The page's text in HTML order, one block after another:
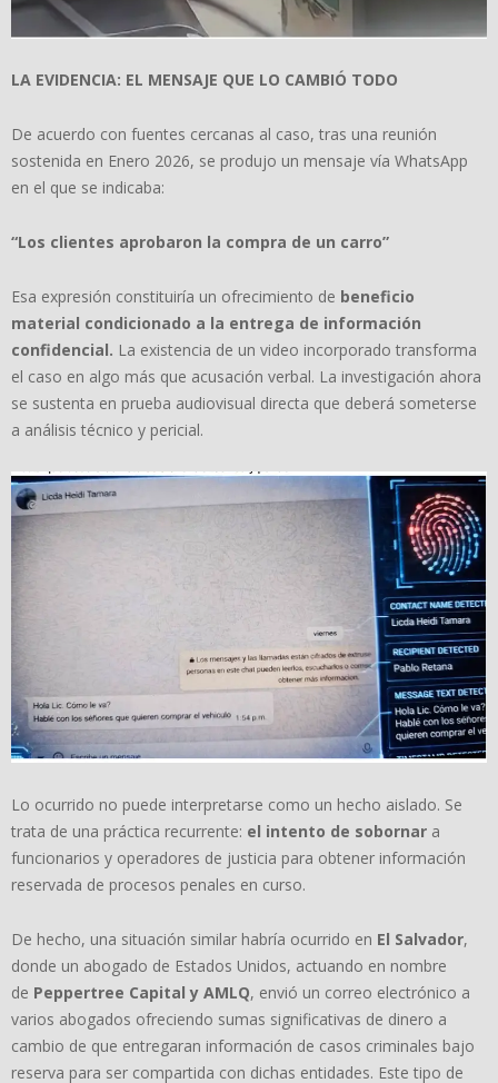
LA EVIDENCIA: EL MENSAJE QUE LO CAMBIÓ TODO
De acuerdo con fuentes cercanas al caso, tras una reunión
sostenida en Enero 2026, se produjo un mensaje vía WhatsApp
en el que se indicaba:
“Los clientes aprobaron la compra de un carro”
Esa expresión constituiría un ofrecimiento de beneficio
material condicionado a la entrega de información
confidencial. La existencia de un video incorporado transforma
el caso en algo más que acusación verbal. La investigación ahora
se sustenta en prueba audiovisual directa que deberá someterse
a análisis técnico y pericial.
Lo ocurrido no puede interpretarse como un hecho aislado. Se
trata de una práctica recurrente: el intento de sobornar a
funcionarios y operadores de justicia para obtener información
reservada de procesos penales en curso.
De hecho, una situación similar habría ocurrido en El Salvador,
donde un abogado de Estados Unidos, actuando en nombre
de Peppertree Capital y AMLQ, envió un correo electrónico a
varios abogados ofreciendo sumas significativas de dinero a
cambio de que entregaran información de casos criminales bajo
reserva para ser compartida con dichas entidades. Este tipo de